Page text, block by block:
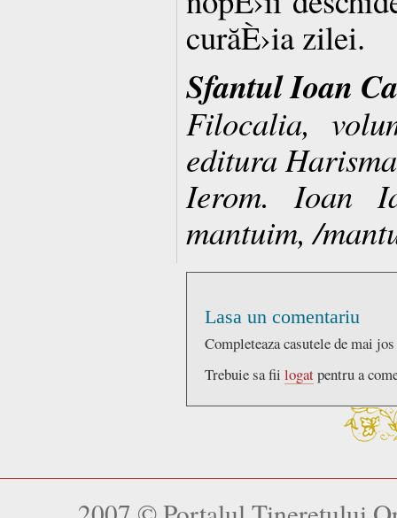
curăÈ›ia zilei.
Sfantul Ioan
Filocalia,
editura
Ierom. Ioan
mantuim, /
Lasa un comentariu
Completeaza casutele de mai
Trebuie sa fii logatpentru a